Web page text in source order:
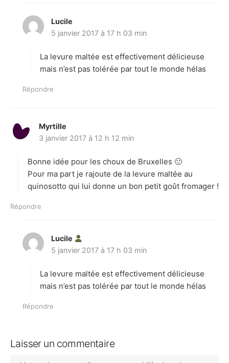
Lucile
i
:
5 janvier 2017 à 17 h 03 min
La levure maltée est effectivement délicieuse
mais n’est pas tolérée par tout le monde hélas
Répondre
Myrtille
i
:
3 janvier 2017 à 12 h 12 min
Bonne idée pour les choux de Bruxelles 🙂
Pour ma part je rajoute de la levure maltée au
quinosotto qui lui donne un bon petit goût fromager !
Répondre
Lucile
i
:
5 janvier 2017 à 17 h 03 min
La levure maltée est effectivement délicieuse
mais n’est pas tolérée par tout le monde hélas
Répondre
Laisser un commentaire